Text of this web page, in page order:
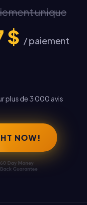
unique
$ / paiement
plus de 3 000 avis
NOW!